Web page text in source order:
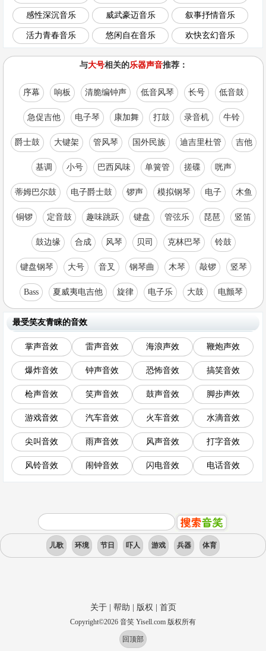
感性深沉音乐 威武豪迈音乐 叙事抒情音乐
活力青春音乐 悠闲自在音乐 欢快玄幻音乐
与大号相关的乐器声音推荐：
序幕 响板 清脆编钟声 低音风琴 长号 低音鼓
急促吉他 电子琴 康加舞 打鼓 录音机 牛铃
爵士鼓 大键架 管风琴 国外民族 迪吉里杜管 吉他
基调 小号 巴西风味 单簧管 搓碟 咣声
蒂姆巴尔鼓 电子爵士鼓 锣声 模拟钢琴 电子 木鱼
铜锣 定音鼓 趣味跳跃 键盘 管弦乐 琵琶 竖笛
鼓边缘 合成 风琴 贝司 克林巴琴 铃鼓
键盘钢琴 大号 音叉 钢琴曲 木琴 敲锣 竖琴
Bass 夏威夷电吉他 旋律 电子乐 大鼓 电颤琴
最受笑友青睐的音效
掌声音效 雷声音效 海浪声效 鞭炮声效
爆炸音效 钟声音效 恐怖音效 搞笑音效
枪声音效 笑声音效 鼓声音效 脚步声效
游戏音效 汽车音效 火车音效 水滴音效
尖叫音效 雨声音效 风声音效 打字音效
风铃音效 闹钟音效 闪电音效 电话音效
儿歌 环境 节日 吓人 游戏 兵器 体育
关于| 帮助 版权 首页
Copyright©2026 音笑 Yisell.com 版权所有
回顶部